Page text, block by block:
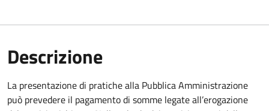
Descrizione
La presentazione di pratiche alla Pubblica Amministrazione
può prevedere il pagamento di somme legate all’erogazione